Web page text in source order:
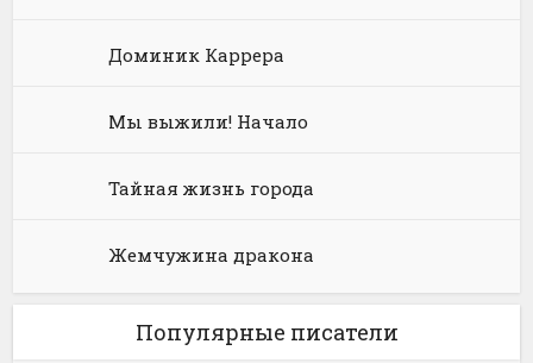
Доминик Каррера
Мы выжили! Начало
Тайная жизнь города
Жемчужина дракона
Популярные писатели